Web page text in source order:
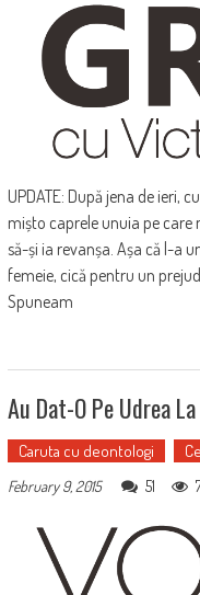
UPDATE: După jena de ieri,
mișto caprele unuia pe
să-și ia revanșa. Așa că l-a
femeie, cică pentru un
Spuneam
Au Dat-O Pe Udrea
Caruta cu deontologi
February 9, 2015
51